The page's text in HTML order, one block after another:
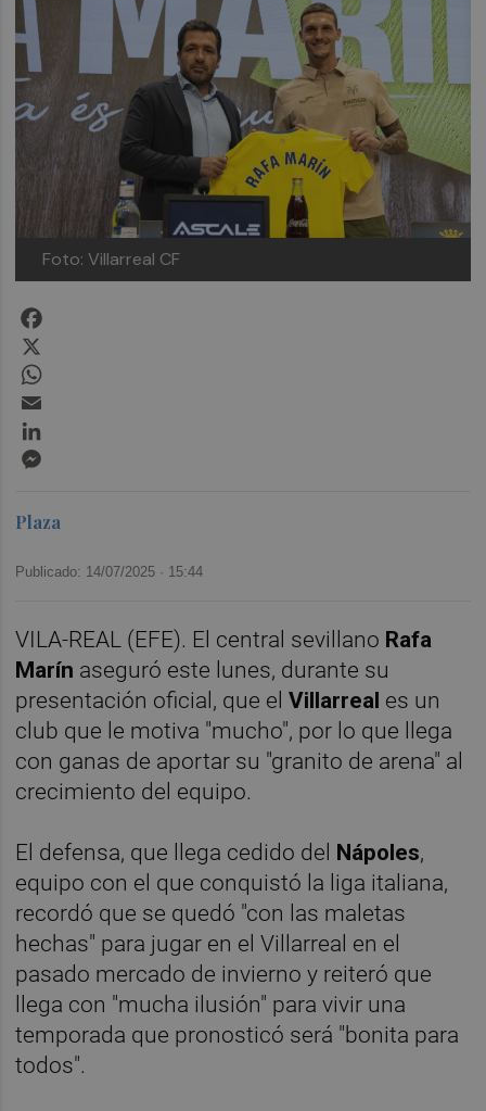
Foto: Villarreal CF
Plaza
Publicado: 14/07/2025 · 15:44
VILA-REAL (EFE). El central sevillano Rafa
Marín aseguró este lunes, durante su
presentación oficial, que elVillarreal es un
club que le motiva "mucho", por lo que llega
con ganas de aportar su "granito de arena" al
crecimiento del equipo.
El defensa, que llega cedido del Nápoles,
equipo con el que conquistó la liga italiana,
recordó que se quedó "con las maletas
hechas" para jugar en el Villarreal en el
pasado mercado de invierno y reiteró que
llega con "mucha ilusión" para vivir una
temporada que pronosticó será "bonita para
todos".